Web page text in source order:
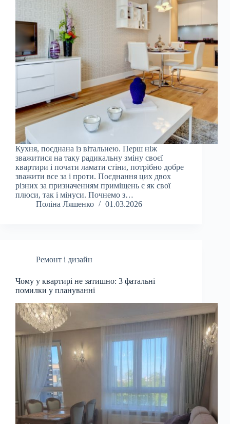
Кухня, поєднана із вітальнею. Перш ніж
зважитися на таку радикальну зміну своєї
квартири і почати ламати стіни, потрібно добре
зважити все за і проти. Поєднання цих двох
різних за призначенням приміщень є як свої
плюси, так і мінуси. Почнемо з…
Поліна Ляшенко
01.03.2026
Ремонт і дизайн
Чому у квартирі не затишно: 3 фатальні
помилки у плануванні